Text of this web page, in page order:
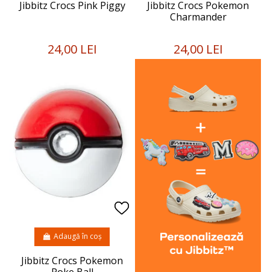
Jibbitz Crocs Pink Piggy
24,00 LEI
Jibbitz Crocs Pokemon
Charmander
24,00 LEI
Jibbitz Crocs Pokemon
Adaugă în coș